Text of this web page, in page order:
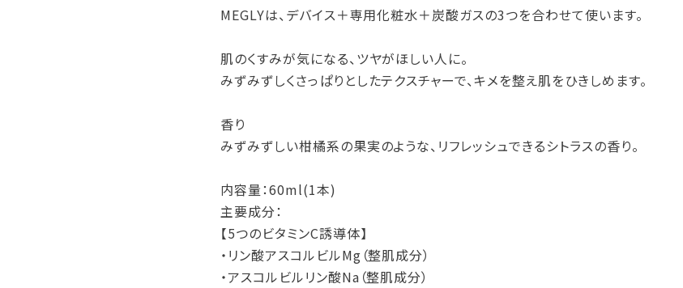
MEGLYは、デバイス＋専用化粧水＋炭酸ガスの3つを合わせて使います。
肌のくすみが気になる、ツヤがほしい人に。
みずみずしくさっぱりとしたテクスチャーで、キメを整え肌をひきしめます。
香り
みずみずしい柑橘系の果実のような、リフレッシュできるシトラスの香り。
内容量：60ml(1本)
主要成分：
【5つのビタミンC誘導体】
・リン酸アスコルビルMg（整肌成分）
・アスコルビルリン酸Na（整肌成分）